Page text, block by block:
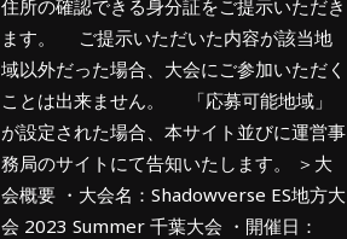
住所の確認できる身分証をご提示いただき
ます。 ご提示いただいた内容が該当地
域以外だった場合、大会にご参加いただく
ことは出来ません。 「応募可能地域」
が設定された場合、本サイト並びに運営事
務局のサイトにて告知いたします。 ＞大
会概要 ・大会名：Shadowverse ES地方大
会 2023 Summer 千葉大会 ・開催日：